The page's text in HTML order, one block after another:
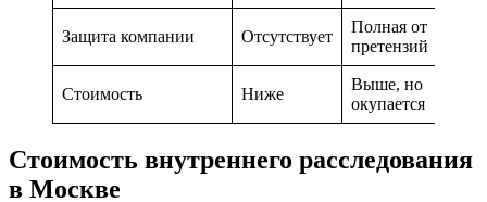
Защита компании Отсутствует
Полная от
претензий
Стоимость Ниже
Выше, но
окупается
Стоимость внутреннего расследования
в Москве